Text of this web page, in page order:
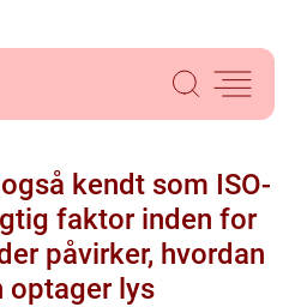
kendt som ISO-
faktor inden for
påvirker, hvordan
optager lys